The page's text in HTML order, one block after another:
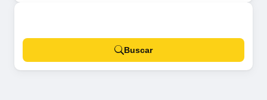
Buscar